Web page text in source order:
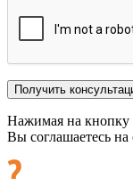
Нажимая на кнопку
Вы соглашаетесь